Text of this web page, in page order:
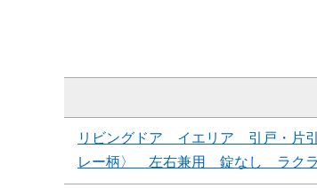
リビングドア イエリア 引戸・
レー柄〉 左右兼用 錠なし ラクラ